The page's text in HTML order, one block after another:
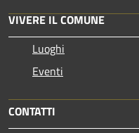
VIVERE IL COMUNE
Luoghi
Eventi
CONTATTI